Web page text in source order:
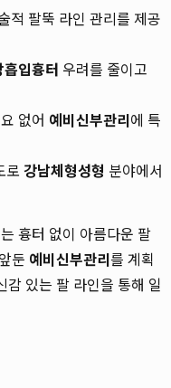
적 팔뚝 라인 관리를 제공
입흉터 우려를 줄이고
없어 예비신부관리에 특
로 강남체형성형 분야에서
흉터 없이 아름다운 팔
둔 예비신부관리를 계획
있는 팔 라인을 통해 일